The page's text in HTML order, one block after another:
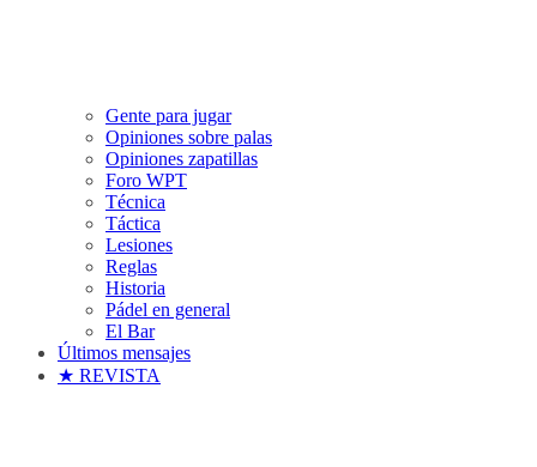
Gente para jugar
Opiniones sobre palas
Opiniones zapatillas
Foro WPT
Técnica
Táctica
Lesiones
Reglas
Historia
Pádel en general
El Bar
Últimos mensajes
★ REVISTA